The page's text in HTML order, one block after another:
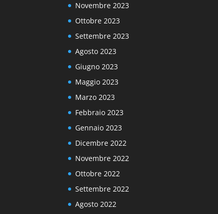
Novembre 2023
Ottobre 2023
Settembre 2023
Agosto 2023
Giugno 2023
Maggio 2023
Marzo 2023
Febbraio 2023
Gennaio 2023
Dicembre 2022
Novembre 2022
Ottobre 2022
Settembre 2022
Agosto 2022